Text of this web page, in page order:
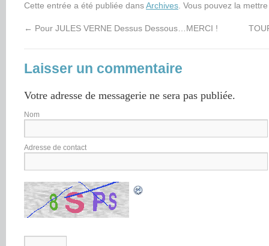
Cette entrée a été publiée dansArchives. Vous pouvez la
← Pour JULES VERNE Dessus Dessous…MERCI !
Laisser un commentaire
Votre adresse de messagerie ne sera pas publiée.
Nom
Adresse de contact